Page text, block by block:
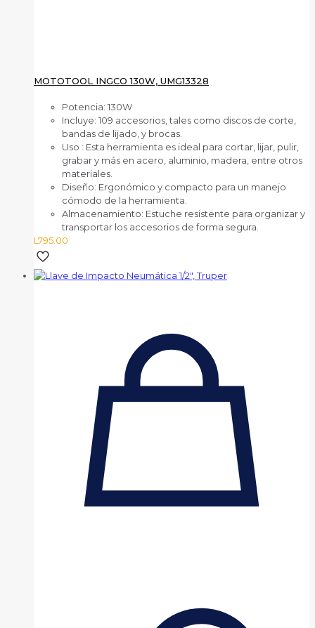
MOTOTOOL INGCO 130W, UMG13328
Potencia: 130W
Incluye: 109 accesorios, tales como discos de corte,
bandas de lijado, y brocas.
Uso : Esta herramienta es ideal para cortar, lijar, pulir,
grabar y más en acero, aluminio, madera, entre otros
materiales.
Diseño: Ergonómico y compacto para un manejo
cómodo de la herramienta.
Almacenamiento: Estuche resistente para organizar y
transportar los accesorios de forma segura.
L 795.00